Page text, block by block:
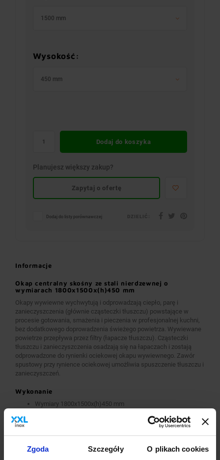
Zgoda Szczegóły O plikach cookies
1500 mm
Wysokość:
450 mm
Dodaj do koszyka
Planujesz większy zakup?
Zapytaj o ofertę
Dodaj do listy porównawczej
Informacje
Okap centralny skośny ze stali nierdzewnej o
wymiarach 1800x1500x(h)450 mm
Okapy wywiewne wychwytują i odprowadzają ciepło, parę i
zanieczyszczenia (głównie cząsteczki tłuszczu) powstające w
procesie gotowania, smażenia i pieczenia w profesjonalnej kuchni,
bez dodatkowego doprowadzenia świeżego powietrza. Wywiewane
powietrze przepływa przez filtry (łapacze tłuszczu). Cząsteczki
tłuszczu i zanieczyszczenia osadzają się na łapaczach i zostają
odprowadzone do rynienki ociekowej okapu wywiewnego. Zawór
spustowy przy rynience ociekowej umożliwia spuszczenie tłuszczu i
zanieczyszczeń.
Wykonanie
Wymiary 1800x1500x(h)450 mm
Okapy wywiewne o wymiarach A>2600 mm wykonane są w
wersji łączonej (skręcanej) z dwóch lub więcej przelotowych
Okapy wyposażone są w system otworów i zawiesi